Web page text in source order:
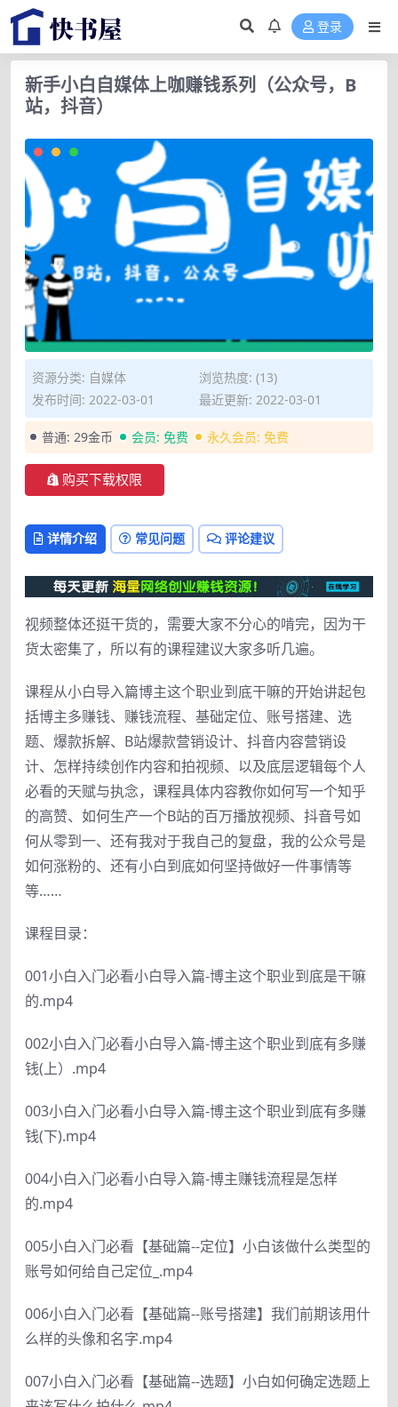
登录
新手小白自媒体上咖赚钱系列（公众号，B
站，抖音）
资源分类: 自媒体
浏览热度: (13)
发布时间: 2022-03-01
最近更新: 2022-03-01
普通: 29金币 会员: 免费 永久会员: 免费
购买下载权限
详情介绍 常见问题 评论建议
视频整体还挺干货的，需要大家不分心的啃完，因为干
货太密集了，所以有的课程建议大家多听几遍。
课程从小白导入篇博主这个职业到底干嘛的开始讲起包
括博主多赚钱、赚钱流程、基础定位、账号搭建、选
题、爆款拆解、B站爆款营销设计、抖音内容营销设
计、怎样持续创作内容和拍视频、以及底层逻辑每个人
必看的天赋与执念，课程具体内容教你如何写一个知乎
的高赞、如何生产一个B站的百万播放视频、抖音号如
何从零到一、还有我对于我自己的复盘，我的公众号是
如何涨粉的、还有小白到底如何坚持做好一件事情等
等……
课程目录：
001小白入门必看小白导入篇-博主这个职业到底是干嘛
的.mp4
002小白入门必看小白导入篇-博主这个职业到底有多赚
钱(上）.mp4
003小白入门必看小白导入篇-博主这个职业到底有多赚
钱(下).mp4
004小白入门必看小白导入篇-博主赚钱流程是怎样
的.mp4
005小白入门必看【基础篇--定位】小白该做什么类型的
账号如何给自己定位_.mp4
006小白入门必看【基础篇--账号搭建】我们前期该用什
么样的头像和名字.mp4
007小白入门必看【基础篇--选题】小白如何确定选题上